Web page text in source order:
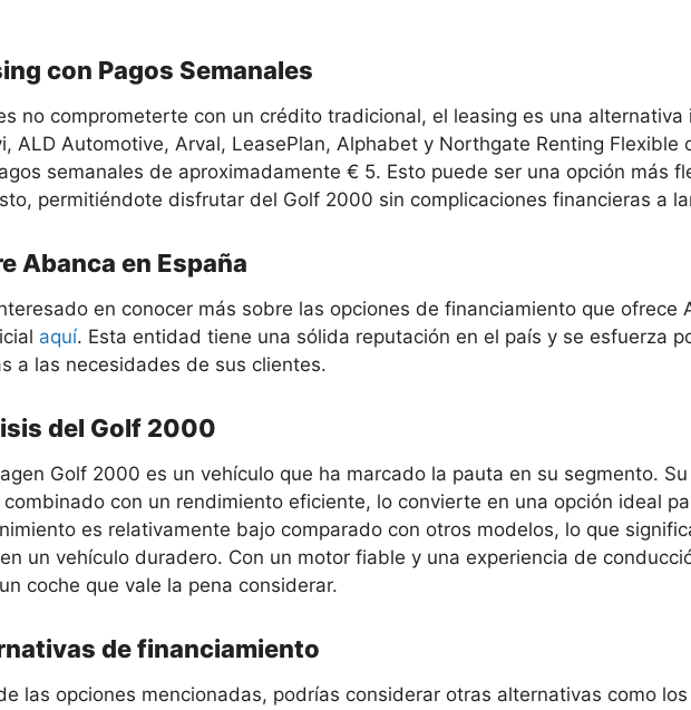
con Pagos Semanales
no comprometerte con un crédito tradicional, el leasing es una alternativa
ALD Automotive, Arval, LeasePlan, Alphabet y Northgate Renting Flexible
semanales de aproximadamente € 5. Esto puede ser una opción más
permitiéndote disfrutar del Golf 2000 sin complicaciones financieras a
Abanca en España
en conocer más sobre las opciones de financiamiento que ofrece
aquí. Esta entidad tiene una sólida reputación en el país y se esfuerza
a las necesidades de sus clientes.
del Golf 2000
Golf 2000 es un vehículo que ha marcado la pauta en su segmento.
con un rendimiento eficiente, lo convierte en una opción ideal
es relativamente bajo comparado con otros modelos, lo que
un vehículo duradero. Con un motor fiable y una experiencia de
coche que vale la pena considerar.
de financiamiento
las opciones mencionadas, podrías considerar otras alternativas como